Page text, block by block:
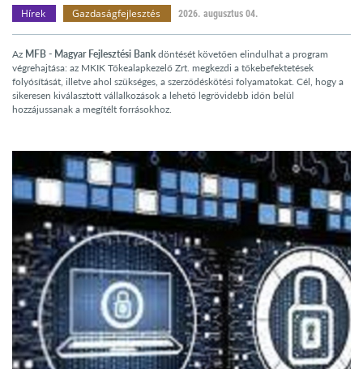
Hírek Gazdaságfejlesztés 2026. augusztus 04.
Az MFB - Magyar Fejlesztési Bank döntését követően elindulhat a program
végrehajtása: az MKIK Tőkealapkezelő Zrt. megkezdi a tőkebefektetések
folyósítását, illetve ahol szükséges, a szerződéskötési folyamatokat. Cél, hogy a
sikeresen kiválasztott vállalkozások a lehető legrövidebb időn belül
hozzájussanak a megítélt forrásokhoz.